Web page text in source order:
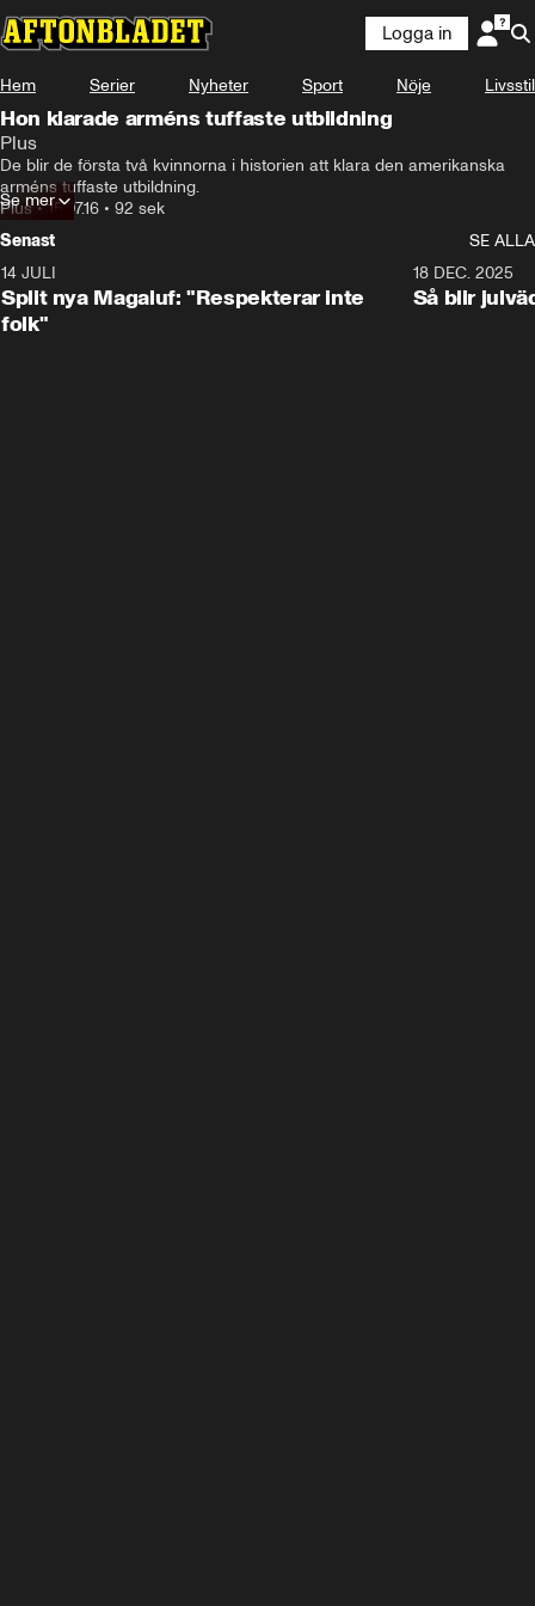
Logga in
Hem Serier Nyheter Sport Nöje Livsstil
Hon klarade arméns tuffaste utbildning
Plus
De blir de första två kvinnorna i historien att klara den amerikanska
arméns tuffaste utbildning.
Plus•15.07.16 • 92 sek
Se mer
Senast
SE ALLA
14 JULI
Split nya Magaluf: "Respekterar inte
folk"
18 DEC. 2025
Så blir